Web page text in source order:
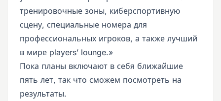
тренировочные зоны, киберспортивную
сцену, специальные номера для
профессиональных игроков, а также лучший
в мире players’ lounge.»
Пока планы включают в себя ближайшие
пять лет, так что сможем посмотреть на
результаты.